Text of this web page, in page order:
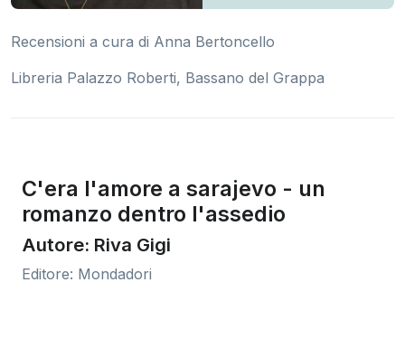
Recensioni a cura di Anna Bertoncello
Libreria Palazzo Roberti, Bassano del Grappa
C'era l'amore a sarajevo - un
romanzo dentro l'assedio
Autore: Riva Gigi
Editore: Mondadori